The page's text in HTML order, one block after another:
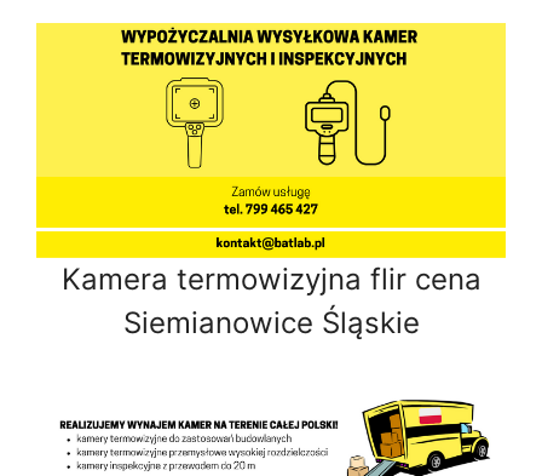
Kamera termowizyjna flir cena
Siemianowice Śląskie